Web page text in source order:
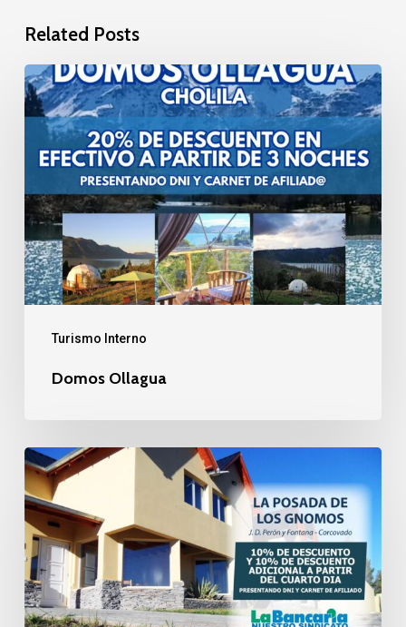
Related Posts
Turismo Interno
Domos
Ollagua
Domos Ollagua
La
Posada
de
los
Gnomos